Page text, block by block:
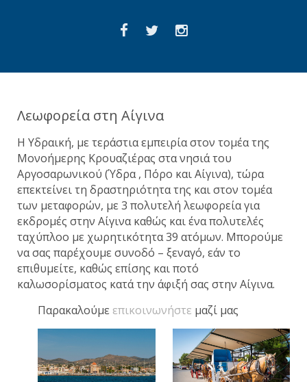
Λεωφορεία στη Αίγινα
Η Υδραική, με τεράστια εμπειρία στον τομέα της
Μονοήμερης Κρουαζιέρας στα νησιά του
Αργοσαρωνικού (Ύδρα , Πόρο και Αίγινα), τώρα
επεκτείνει τη δραστηριότητα της και στον τομέα
των μεταφορών, με 3 πολυτελή λεωφορεία για
εκδρομές στην Αίγινα καθώς και ένα πολυτελές
ταχύπλοο με χωρητικότητα 39 ατόμων. Μπορούμε
να σας παρέχουμε συνοδό – ξεναγό, εάν το
επιθυμείτε, καθώς επίσης και ποτό
καλωσορίσματος κατά την άφιξή σας στην Αίγινα.
Παρακαλούμε επικοινωνήστε μαζί μας